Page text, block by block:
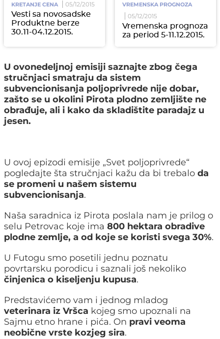
KRETANJE CENA 05/12/2015
Vesti sa novosadske
Produktne berze
30.11-04.12.2015.
VREMENSKA PROGNOZA
05/12/2015
Vremenska prognoza
za period 5-11.12.2015.
U ovonedeljnoj emisiji saznajte zbog čega
stručnjaci smatraju da sistem
subvencionisanja poljoprivrede nije dobar,
zašto se u okolini Pirota plodno zemljište ne
obrađuje, ali i kako da skladištite paradajz u
jesen.
U ovoj epizodi emisije „Svet poljoprivrede“
pogledajte šta stručnjaci kažu da bi trebalo da
se promeni u našem sistemu
subvencionisanja.
Naša saradnica iz Pirota poslala nam je prilog o
selu Petrovac koje ima 800 hektara obradive
plodne zemlje, a od koje se koristi svega 30%.
U Futogu smo posetili jednu poznatu
povrtarsku porodicu i saznali još nekoliko
činjenica o kiseljenju kupusa.
Predstavićemo vam i jednog mladog
veterinara iz Vršca kojeg smo upoznali na
Sajmu etno hrane i pića. On pravi veoma
neobične vrste kozjeg sira.